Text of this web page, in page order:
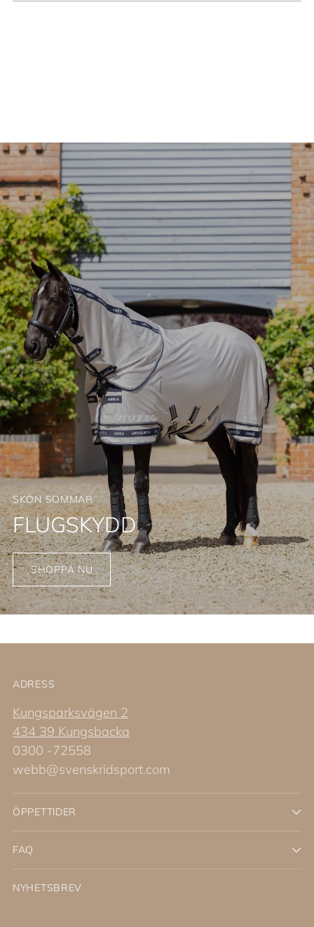
SKÖN SOMMAR
FLUGSKYDD
SHOPPA NU
ADRESS
Kungsparksvägen 2
434 39 Kungsbacka
0300 -72558
webb@svenskridsport.com
ÖPPETTIDER
FAQ
NYHETSBREV